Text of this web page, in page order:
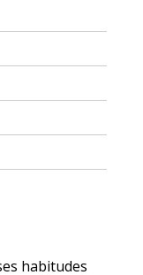
habitudes